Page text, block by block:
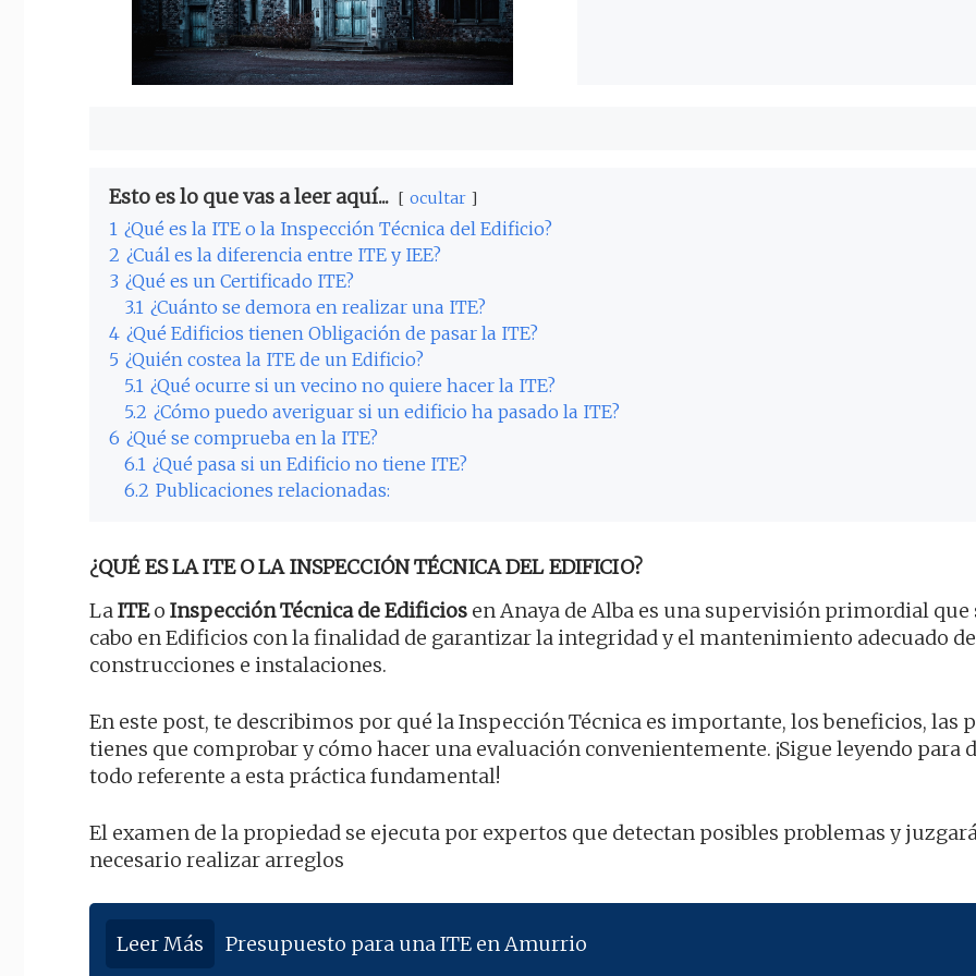
Esto es lo que vas a leer aquí... ocultar
1 ¿Qué es la ITE o la Inspección Técnica del Edificio?
2 ¿Cuál es la diferencia entre ITE y IEE?
3 ¿Qué es un Certificado ITE?
3.1 ¿Cuánto se demora en realizar una ITE?
4 ¿Qué Edificios tienen Obligación de pasar la ITE?
5 ¿Quién costea la ITE de un Edificio?
5.1 ¿Qué ocurre si un vecino no quiere hacer la ITE?
5.2 ¿Cómo puedo averiguar si un edificio ha pasado la ITE?
6 ¿Qué se comprueba en la ITE?
6.1 ¿Qué pasa si un Edificio no tiene ITE?
6.2 Publicaciones relacionadas:
¿QUÉ ES LA ITE O LA INSPECCIÓN TÉCNICA DEL EDIFICIO?
LaITEo Inspección Técnica de Edificios en Anaya de Alba es una supervisión primordial que
cabo en Edificios con la finalidad de garantizar la integridad y el mantenimiento adecuado
construcciones e instalaciones.
En este post, te describimos por qué la Inspección Técnica es importante, los beneficios, las
tienes que comprobar y cómo hacer una evaluación convenientemente. ¡Sigue leyendo para
todo referente a esta práctica fundamental!
El examen de la propiedad se ejecuta por expertos que detectan posibles problemas y
necesario realizar arreglos
Leer Más Presupuesto para una ITE en Amurrio